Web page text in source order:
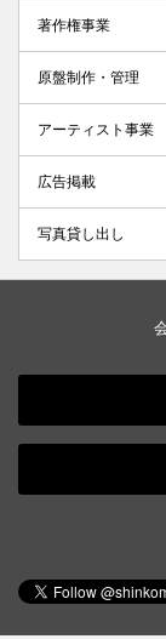
著作権事業
原盤制作・管理
アーティスト事業
広告掲載
写真貸し出し